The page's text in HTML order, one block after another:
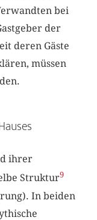
bei
der
deren Gäste
müssen
ihrer
Struktur9
In beiden